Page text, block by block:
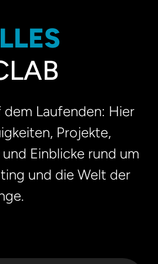
dem Laufenden: Hier
Projekte,
Einblicke rund um
und die Welt der